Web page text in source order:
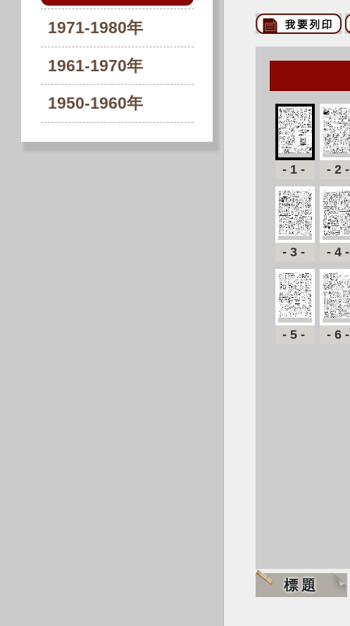
1971-1980年
1961-1970年
1950-1960年
-1- -2-
-3- -4-
-5- -6-
標題